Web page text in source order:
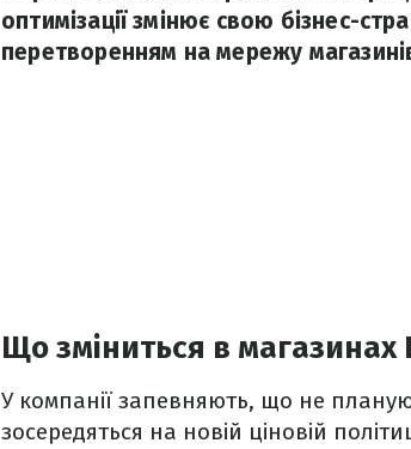
оптимізації змінює свою бізнес-
перетворенням на мережу
Що зміниться в
У компанії запевняють, що не
зосередяться на новій ціновій